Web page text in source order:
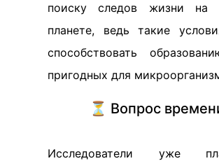
поиску следов жизни на
планете, ведь такие
способствовать
пригодных для
⏳ Вопрос
Исследователи уже